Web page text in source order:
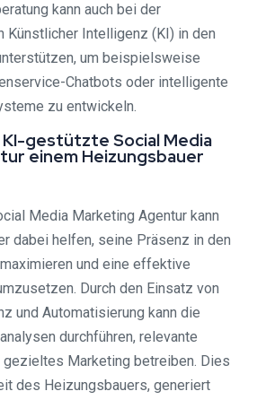
kann auch bei der
Künstlicher Intelligenz (KI) in den
um beispielsweise
Chatbots oder intelligente
zu entwickeln.
KI-gestützte Social Media
einem Heizungsbauer
Media Marketing Agentur kann
dabei helfen, seine Präsenz in den
und eine effektive
Durch den Einsatz von
und Automatisierung kann die
durchführen, relevante
gezieltes Marketing betreiben. Dies
des Heizungsbauers, generiert